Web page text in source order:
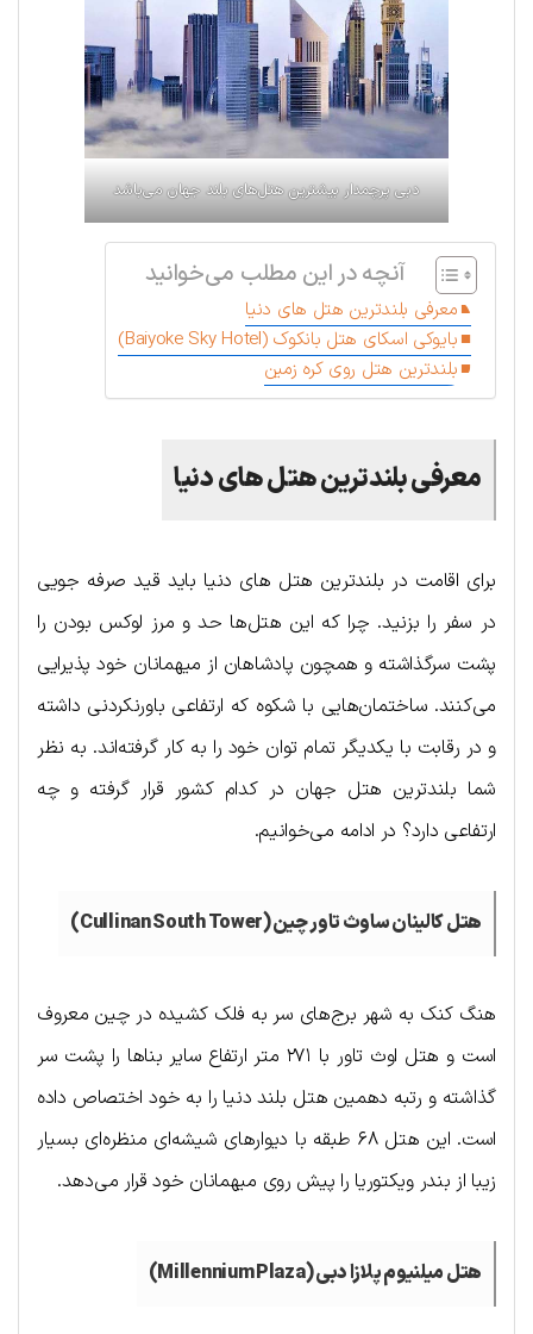
دبی پرچمدار بیشترین هتل‌های بلند جهان می‌باشد
آنچه در این مطلب می‌خوانید
معرفی بلندترین هتل های دنیا
بایوکی اسکای هتل بانکوک (Baiyoke Sky Hotel)
بلندترین هتل روی کره زمین
معرفی بلندترین هتل های دنیا
برای اقامت در بلندترین هتل های دنیا باید قید صرفه جویی
در سفر را بزنید. چرا که این هتل‌ها حد و مرز لوکس بودن را
پشت سرگذاشته و همچون پادشاهان از میهمانان خود پذیرایی
می‌کنند. ساختمان‌هایی با شکوه که ارتفاعی باورنکردنی داشته
و در رقابت با یکدیگر تمام توان خود را به کار گرفته‌اند. به نظر
شما بلندترین هتل جهان در کدام کشور قرار گرفته و چه
ارتفاعی دارد؟ در ادامه می‌خوانیم.
هتل کالینان ساوث تاور چین (Cullinan South Tower)
هنگ کنک به شهر برج‌های سر به فلک کشیده در چین معروف
است و هتل اوث تاور با ۲۷۱ متر ارتفاع سایر بناها را پشت سر
گذاشته و رتبه دهمین هتل بلند دنیا را به خود اختصاص داده
است. این هتل ۶۸ طبقه با دیوارهای شیشه‌ای منظره‌ای بسیار
زیبا از بندر ویکتوریا را پیش روی میهمانان خود قرار می‌دهد.
هتل میلنیوم پلازا دبی (Millennium Plaza)